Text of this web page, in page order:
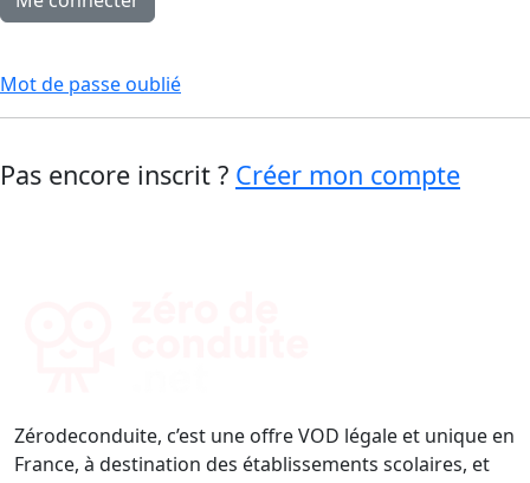
Mot de passe oublié
Pas encore inscrit ? Créer mon compte
Zérodeconduite, c’est une offre VOD légale et unique en
France, à destination des établissements scolaires, et